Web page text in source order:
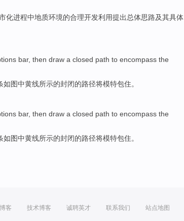
化进程中地质环境的合理开发利用提出总体思路及其具体
bar, then draw a closed path to encompass the
如图中黄线所示的封闭的路径将模特包住。
bar, then draw a closed path to encompass the
如图中黄线所示的封闭的路径将模特包住。
客 技术博客 诚聘英才 联系我们 站点地图